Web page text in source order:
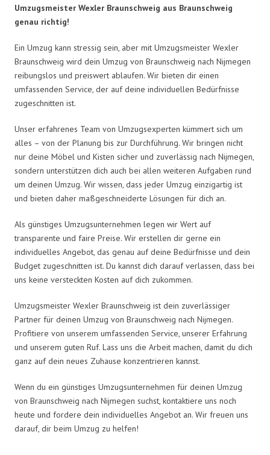
Umzugsmeister Wexler Braunschweig aus Braunschweig
genau richtig!
Ein Umzug kann stressig sein, aber mit Umzugsmeister Wexler
Braunschweig wird dein Umzug von Braunschweig nach Nijmegen
reibungslos und preiswert ablaufen. Wir bieten dir einen
umfassenden Service, der auf deine individuellen Bedürfnisse
zugeschnitten ist.
Unser erfahrenes Team von Umzugsexperten kümmert sich um
alles – von der Planung bis zur Durchführung. Wir bringen nicht
nur deine Möbel und Kisten sicher und zuverlässig nach Nijmegen,
sondern unterstützen dich auch bei allen weiteren Aufgaben rund
um deinen Umzug. Wir wissen, dass jeder Umzug einzigartig ist
und bieten daher maßgeschneiderte Lösungen für dich an.
Als günstiges Umzugsunternehmen legen wir Wert auf
transparente und faire Preise. Wir erstellen dir gerne ein
individuelles Angebot, das genau auf deine Bedürfnisse und dein
Budget zugeschnitten ist. Du kannst dich darauf verlassen, dass bei
uns keine versteckten Kosten auf dich zukommen.
Umzugsmeister Wexler Braunschweig ist dein zuverlässiger
Partner für deinen Umzug von Braunschweig nach Nijmegen.
Profitiere von unserem umfassenden Service, unserer Erfahrung
und unserem guten Ruf. Lass uns die Arbeit machen, damit du dich
ganz auf dein neues Zuhause konzentrieren kannst.
Wenn du ein günstiges Umzugsunternehmen für deinen Umzug
von Braunschweig nach Nijmegen suchst, kontaktiere uns noch
heute und fordere dein individuelles Angebot an. Wir freuen uns
darauf, dir beim Umzug zu helfen!